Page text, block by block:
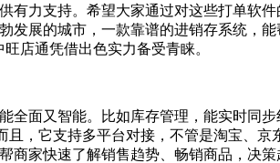
力支持。希望大家通过对这些打单软
展的城市，一款靠谱的进销存系统，
店通凭借出色实力备受青睐。
又智能。比如库存管理，能实时同
，它支持多平台对接，不管是淘宝、
家快速了解销售趋势、畅销商品，决策